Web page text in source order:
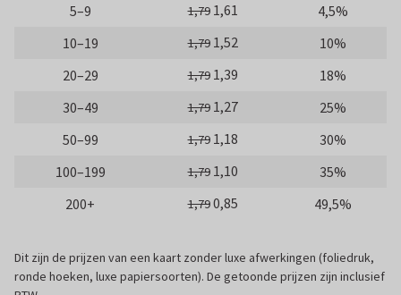
5–9
1,79 1,61
4,5%
10–19
1,79 1,52
10%
20–29
1,79 1,39
18%
30–49
1,79 1,27
25%
50–99
1,79 1,18
30%
100–199
1,79 1,10
35%
200+
1,790,85 49,5%
Dit zijn de prijzen van een kaart zonder luxe afwerkingen (foliedruk,
ronde hoeken, luxe papiersoorten). De getoonde prijzen zijn inclusief